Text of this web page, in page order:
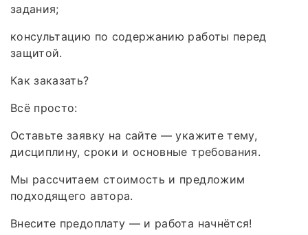
задания;
консультацию по содержанию работы перед
защитой.
Как заказать?
Всё просто:
Оставьте заявку на сайте — укажите тему,
дисциплину, сроки и основные требования.
Мы рассчитаем стоимость и предложим
подходящего автора.
Внесите предоплату — и работа начнётся!